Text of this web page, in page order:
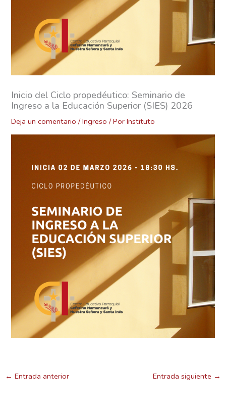
Inicio del Ciclo propedéutico: Seminario de
Ingreso a la Educación Superior (SIES) 2026
Deja un comentario /Ingreso / PorInstituto
← Entrada anterior Entrada siguiente →